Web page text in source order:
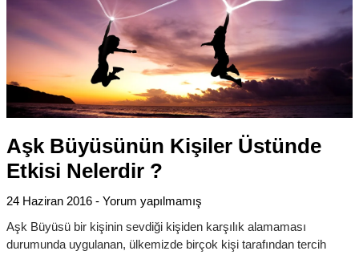
Aşk Büyüsünün Kişiler Üstünde
Etkisi Nelerdir ?
24 Haziran 2016
Yorum yapılmamış
Aşk Büyüsü bir kişinin sevdiği kişiden karşılık alamaması
durumunda uygulanan, ülkemizde birçok kişi tarafından tercih